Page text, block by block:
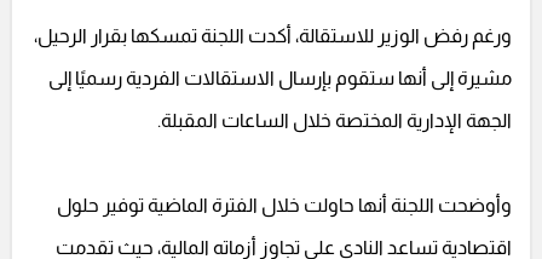
ورغم رفض الوزير للاستقالة، أكدت اللجنة تمسكها بقرار الرحيل،
مشيرة إلى أنها ستقوم بإرسال الاستقالات الفردية رسميًا إلى
الجهة الإدارية المختصة خلال الساعات المقبلة.
وأوضحت اللجنة أنها حاولت خلال الفترة الماضية توفير حلول
اقتصادية تساعد النادي على تجاوز أزماته المالية، حيث تقدمت